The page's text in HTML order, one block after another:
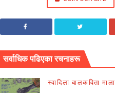
सर्वाधिक पढिएका रचनाहरू
स्वादिला बालकविता माला